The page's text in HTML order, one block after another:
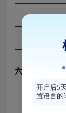
六、代理服
代理服务
开启后5
置语言的